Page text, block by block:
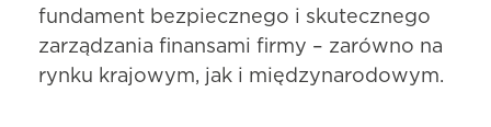
fundament bezpiecznego i skutecznego
zarządzania finansami firmy – zarówno na
rynku krajowym, jak i międzynarodowym.